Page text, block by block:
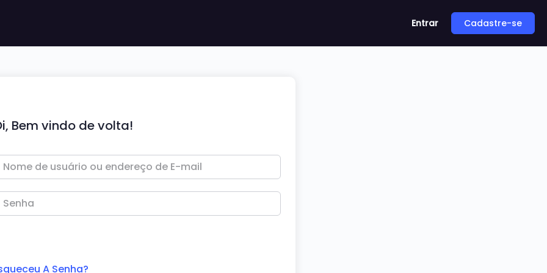
Entrar Cadastre-se
Bem vindo de volta!
A Senha?